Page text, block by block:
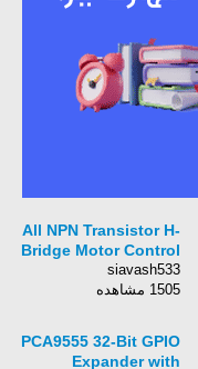
All NPN Transistor H-
Bridge Motor Control
siavash533
1505 مشاهده
PCA9555 32-Bit GPIO
Expander with